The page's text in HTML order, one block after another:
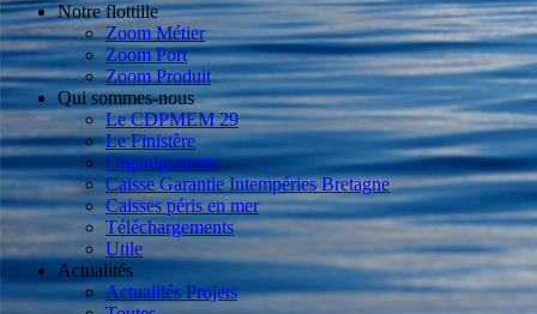
Notre flottille
Zoom Métier
Zoom Port
Zoom Produit
Qui sommes-nous
Le CDPMEM 29
Le Finistère
Organigramme
Caisse Garantie Intempéries Bretagne
Caisses péris en mer
Téléchargements
Utile
Actualités
Actualités Projets